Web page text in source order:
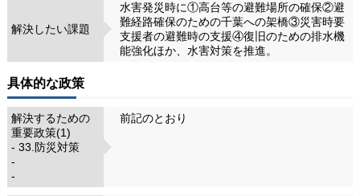
解決したい課題
水害発災時に①高台等の避難場所の確保②避
難経路確保のための千葉への架橋③災害時要
支援者の避難時の支援④復旧のための排水機
能強化ほか、水害対策を推進。
具体的な政策
解決するための
重要政策(1)
- 33.防災対策
-
-
前記のとおり